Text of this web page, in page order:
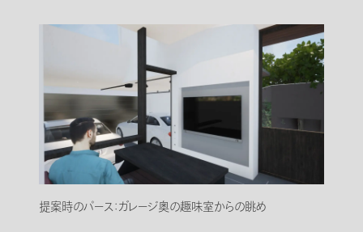
提案時のパース：ガレージ奥の趣味室からの眺め